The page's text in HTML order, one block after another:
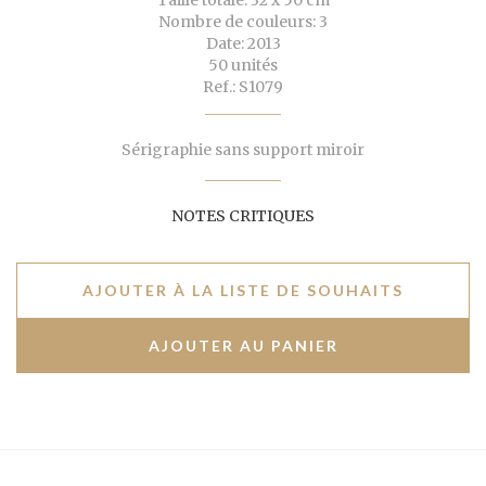
Nombre de couleurs: 3
Date: 2013
50 unités
Ref.: S1079
Sérigraphie sans support miroir
NOTES CRITIQUES
AJOUTER À LA LISTE DE SOUHAITS